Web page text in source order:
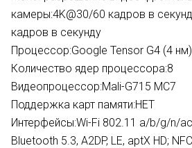
камеры:4K@30/60 кадров в
кадров в секунду
Процессор:Google Tensor G4 (4 нм)
Количество ядер процессора:8
Видеопроцессор:Mali-G715 MC7
Поддержка карт памяти:НЕТ
Интерфейсы:Wi-Fi 802.11 a/b/g/n/
Bluetooth 5.3, A2DP, LE, aptX HD; NFC